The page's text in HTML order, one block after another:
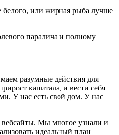
или жирная рыба лучше
паралича и полному
разумные действия для
капитала, и вести себя
У нас есть свой дом. У нас
Мы многое узнали и
идеальный план